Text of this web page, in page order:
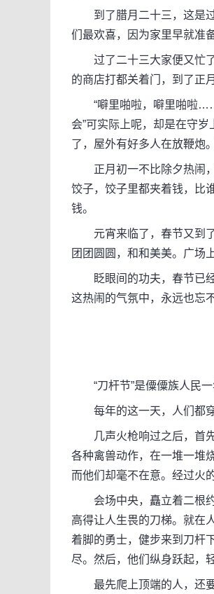
到了腊月二十三，这是过
们最欢喜，因为家里早就准
过了二十三大家便又忙了
的商店打都关着门，到了正
“噼里啪啦，噼里啪啦……”
会”可实际上呢，却是在守
了，屋外有好多人在放鞭炮
正月初一不比除夕热闹，
饺子，饺子里都夹着钱，比
钱。
元宵来临了，春节又到了
团团圆圆，和和美美。广场
眨眼间的功夫，春节已经
这热闹的气氛中，永远也忘
“刀杆节”是僳僳族人民一
每年的这一天，人们都穿
几声火枪响过之后，首先
各种禽兽动作，在一堆一堆
而他们却毫不在意。经过火
会场中央，矗立着二根约
高得让人生畏的刀梯。就在
着脚的勇士，健步来到刀杆
尽。然后，他们纵身跃起，
最先爬上顶端的人，还要